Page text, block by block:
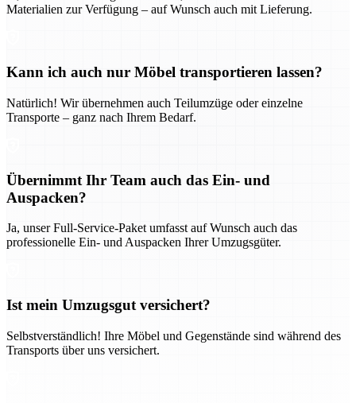
Materialien zur Verfügung – auf Wunsch auch mit Lieferung.
Kann ich auch nur Möbel transportieren lassen?
Natürlich! Wir übernehmen auch Teilumzüge oder einzelne
Transporte – ganz nach Ihrem Bedarf.
Übernimmt Ihr Team auch das Ein- und
Auspacken?
Ja, unser Full-Service-Paket umfasst auf Wunsch auch das
professionelle Ein- und Auspacken Ihrer Umzugsgüter.
Ist mein Umzugsgut versichert?
Selbstverständlich! Ihre Möbel und Gegenstände sind während des
Transports über uns versichert.